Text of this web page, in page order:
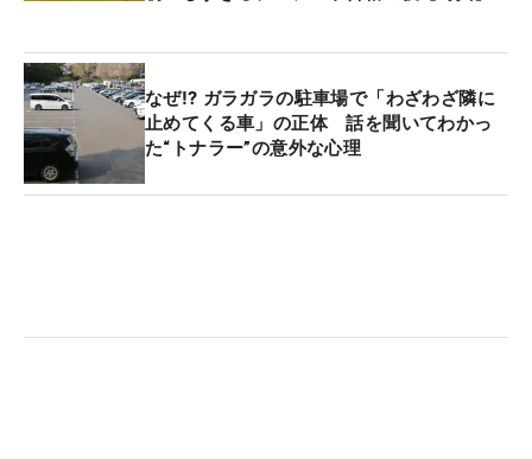
なぜ⁉ ガラガラの駐車場で「わざわざ隣に
止めてくる車」の正体 話を聞いてわかっ
た“トナラー”の意外な心理